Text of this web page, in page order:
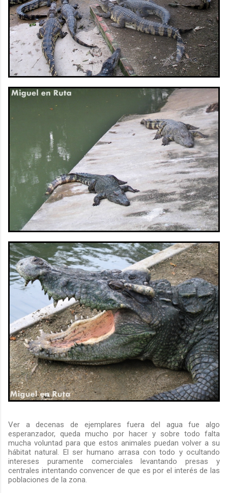
Ver a decenas de ejemplares fuera del agua fue algo
esperanzador, queda mucho por hacer y sobre todo falta
mucha voluntad para que estos animales puedan volver a su
hábitat natural. El ser humano arrasa con todo y ocultando
intereses puramente comerciales levantando presas y
centrales intentando convencer de que es por el interés de las
poblaciones de la zona.